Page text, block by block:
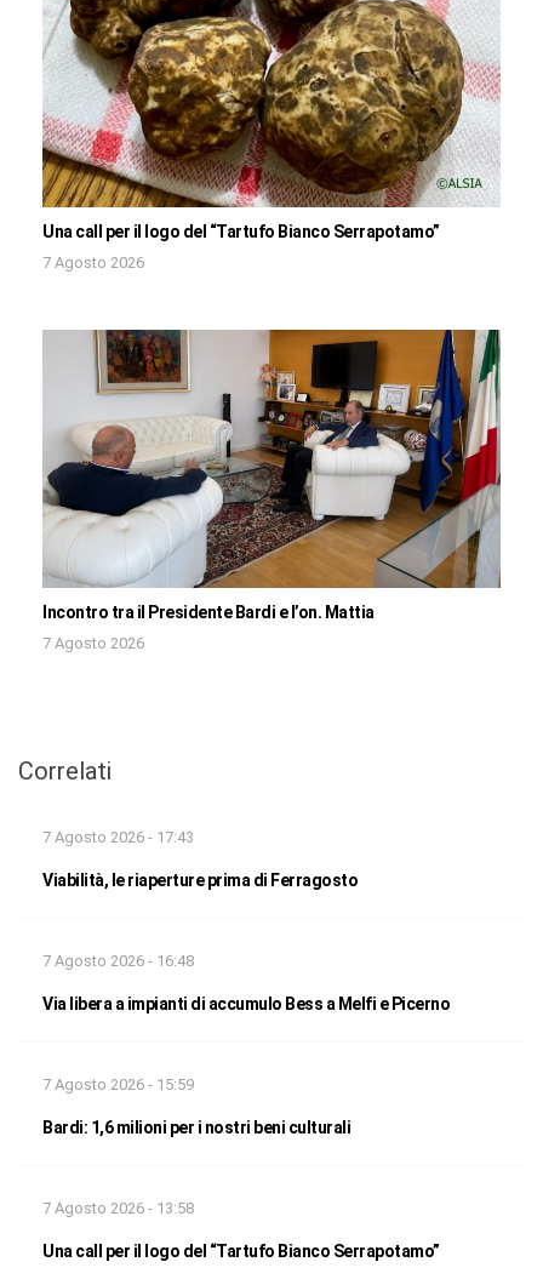
Una call per il logo del “Tartufo Bianco Serrapotamo”
7 Agosto 2026
Incontro tra il Presidente Bardi e l’on. Mattia
7 Agosto 2026
Correlati
7 Agosto 2026 - 17:43
Viabilità, le riaperture prima di Ferragosto
7 Agosto 2026 - 16:48
Via libera a impianti di accumulo Bess a Melfi e Picerno
7 Agosto 2026 - 15:59
Bardi: 1,6 milioni per i nostri beni culturali
7 Agosto 2026 - 13:58
Una call per il logo del “Tartufo Bianco Serrapotamo”